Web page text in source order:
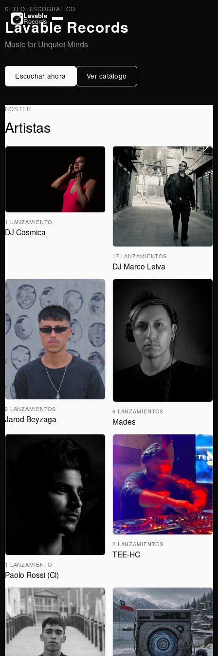
Lavable
Records
SELLO DISCOGRÁFICO
Lavable Records
Music for Unquiet Minds
Escuchar ahora Ver catálogo
ROSTER
Artistas
1 LANZAMIENTO
DJ Cosmica
17 LANZAMIENTOS
DJ Marco Leiva
2 LANZAMIENTOS
Jarod Beyzaga
6 LANZAMIENTOS
Mades
1 LANZAMIENTO
Paolo Rossi (Cl)
2 LANZAMIENTOS
TEE-HC